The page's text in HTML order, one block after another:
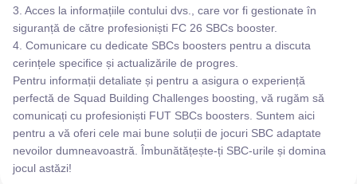
3. Acces la informațiile contului dvs., care vor fi gestionate în
siguranță de către profesioniști FC 26 SBCs booster.
4. Comunicare cu dedicate SBCs boosters pentru a discuta
cerințele specifice și actualizările de progres.
Pentru informații detaliate și pentru a asigura o experiență
perfectă de Squad Building Challenges boosting, vă rugăm să
comunicați cu profesioniști FUT SBCs boosters. Suntem aici
pentru a vă oferi cele mai bune soluții de jocuri SBC adaptate
nevoilor dumneavoastră. Îmbunătățește-ți SBC-urile și domina
jocul astăzi!